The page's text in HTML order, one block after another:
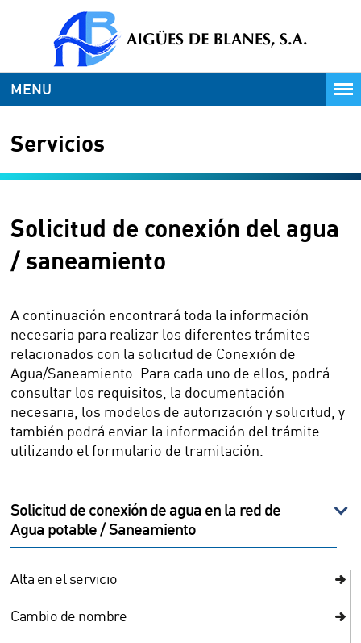
MENU
Servicios
Solicitud de conexión del agua
/ saneamiento
A continuación encontrará toda la información
necesaria para realizar los diferentes trámites
relacionados con la solicitud de Conexión de
Agua/Saneamiento. Para cada uno de ellos, podrá
consultar los requisitos, la documentación
necesaria, los modelos de autorización y solicitud, y
también podrá enviar la información del trámite
utilizando el formulario de tramitación.
Solicitud de conexión de agua en la red de
Agua potable / Saneamiento
Alta en el servicio
Cambio de nombre